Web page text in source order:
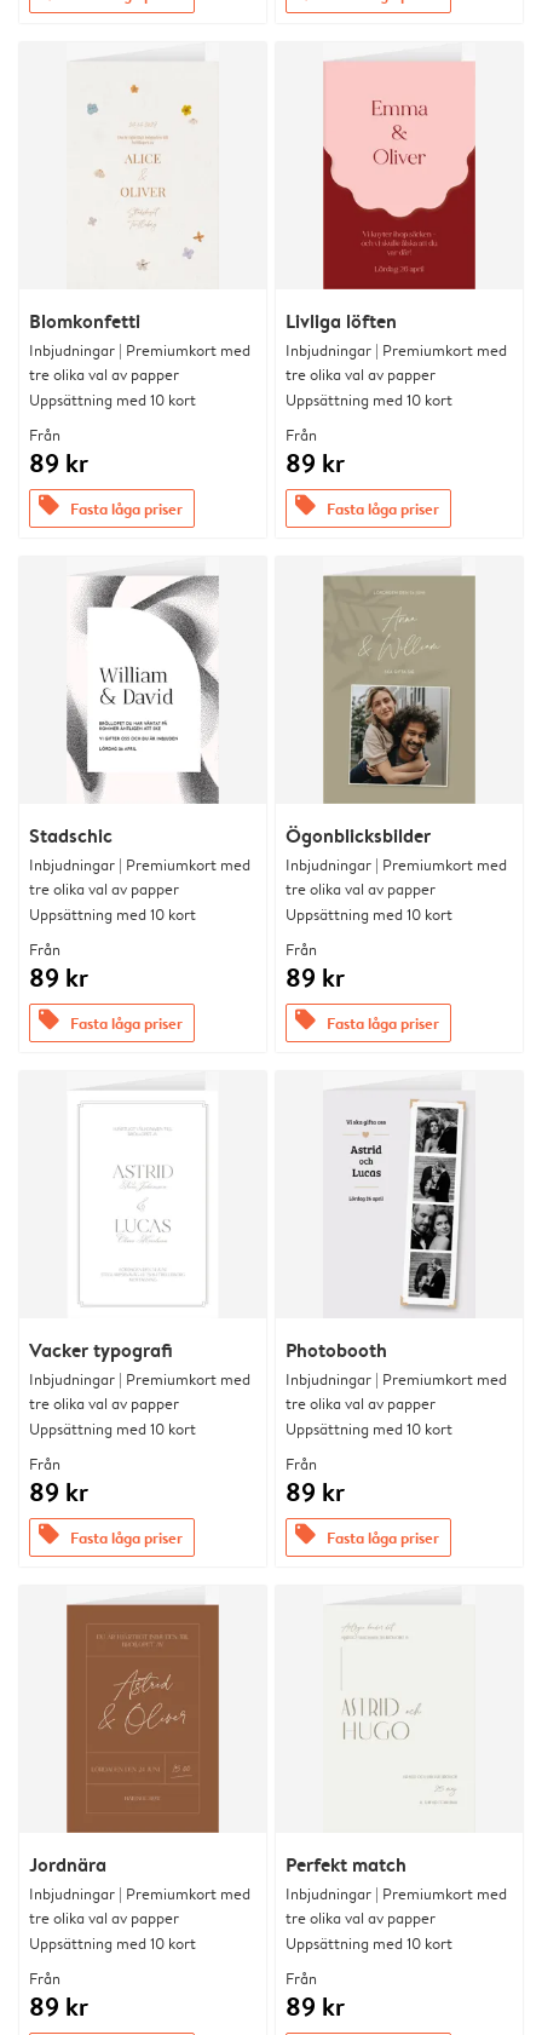
Blomkonfetti
Inbjudningar | Premiumkort med
tre olika val av papper
Uppsättning med 10 kort
Från
89 kr
offers Fasta låga priser
Livliga löften
Inbjudningar | Premiumkort med
tre olika val av papper
Uppsättning med 10 kort
Från
89 kr
offers Fasta låga priser
Stadschic
Inbjudningar | Premiumkort med
tre olika val av papper
Uppsättning med 10 kort
Från
89 kr
offers Fasta låga priser
Ögonblicksbilder
Inbjudningar | Premiumkort med
tre olika val av papper
Uppsättning med 10 kort
Från
89 kr
offers Fasta låga priser
Vacker typografi
Inbjudningar | Premiumkort med
tre olika val av papper
Uppsättning med 10 kort
Från
89 kr
offers Fasta låga priser
Photobooth
Inbjudningar | Premiumkort med
tre olika val av papper
Uppsättning med 10 kort
Från
89 kr
offers Fasta låga priser
Jordnära
Inbjudningar | Premiumkort med
tre olika val av papper
Uppsättning med 10 kort
Från
89 kr
Perfekt match
Inbjudningar | Premiumkort med
tre olika val av papper
Uppsättning med 10 kort
Från
89 kr